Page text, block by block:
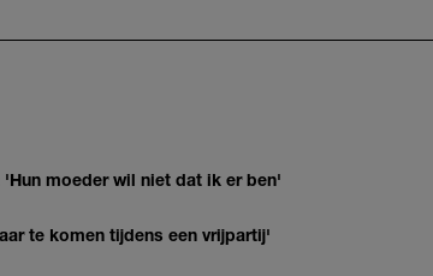
moeder wil niet dat ik er ben'
te komen tijdens een vrijpartij'